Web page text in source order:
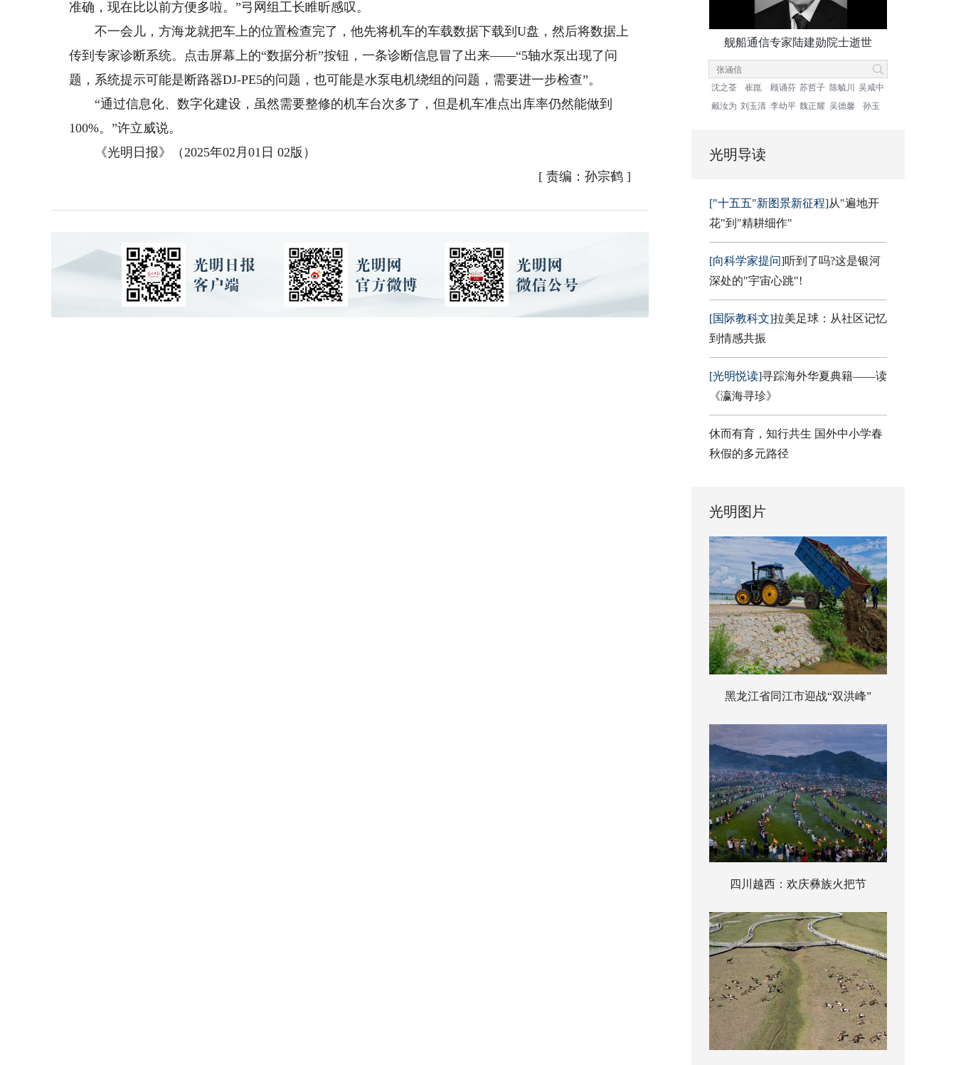
准确，现在比以前方便多啦。”弓网组工长睢昕感叹。
不一会儿，方海龙就把车上的位置检查完了，他先将机车的车载数据下载到U盘，然后将数据上
传到专家诊断系统。点击屏幕上的“数据分析”按钮，一条诊断信息冒了出来——“5轴水泵出现了问
题，系统提示可能是断路器DJ-PE5的问题，也可能是水泵电机绕组的问题，需要进一步检查”。
“通过信息化、数字化建设，虽然需要整修的机车台次多了，但是机车准点出库率仍然能做到
100%。”许立威说。
《光明日报》（2025年02月01日 02版）
[ 责编：孙宗鹤]
舰船通信专家陆建勋院士逝世
沈之荃 崔崑 顾诵芬 苏哲子 陈毓川
吴咸中
戴汝为 刘玉清 李幼平 魏正耀 吴德馨 孙玉
光明导读
["十五五"新图景新征程]从"遍地开
花"到"精耕细作"
[向科学家提问]听到了吗?这是银河
深处的"宇宙心跳"!
[国际教科文]拉美足球：从社区记忆
到情感共振
[光明悦读]寻踪海外华夏典籍——读
《瀛海寻珍》
休而有育，知行共生 国外中小学春
秋假的多元路径
光明图片
黑龙江省同江市迎战“双洪峰”
四川越西：欢庆彝族火把节